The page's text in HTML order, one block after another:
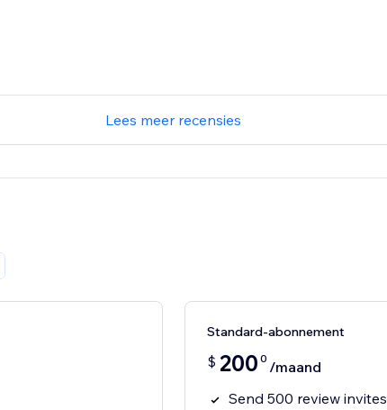
Lees meer recensies
Standard-abonnement
$ 200 0 /maand
Send 500 review